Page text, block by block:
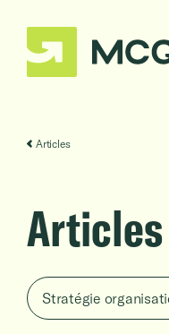
Articles
Articles
Filtrer par catégorie